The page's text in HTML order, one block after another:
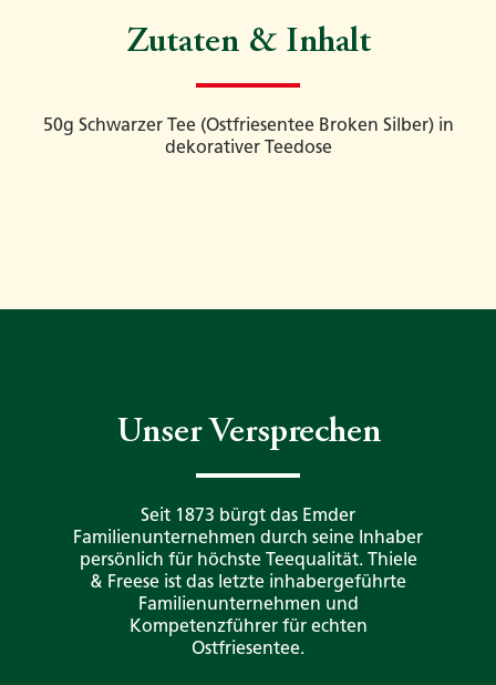
Zutaten & Inhalt
50g Schwarzer Tee (Ostfriesentee Broken Silber) in
dekorativer Teedose
Unser Versprechen
Seit 1873 bürgt das Emder
Familienunternehmen durch seine Inhaber
persönlich für höchste Teequalität. Thiele
& Freese ist das letzte inhabergeführte
Familienunternehmen und
Kompetenzführer für echten
Ostfriesentee.